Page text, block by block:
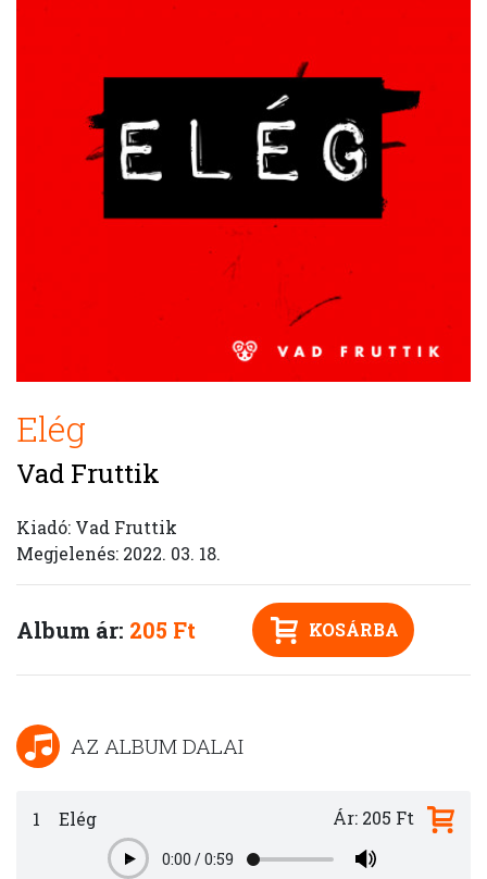
Elég
Vad Fruttik
Kiadó: Vad Fruttik
Megjelenés: 2022. 03. 18.
Album ár: 205 Ft KOSÁRBA
AZ ALBUM DALAI
1 Elég
Play0:00 /0:59
Ár: 205 Ft